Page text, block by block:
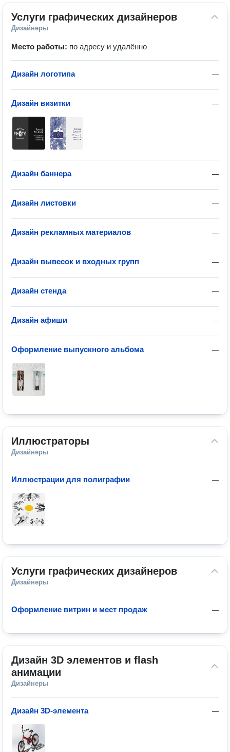
Услуги графических дизайнеров
Дизайнеры
Место работы: по адресу и удалённо
—
Дизайн логотипа
—
Дизайн визитки
—
Дизайн баннера
—
Дизайн листовки
—
Дизайн рекламных материалов
—
Дизайн вывесок и входных групп
—
Дизайн стенда
—
Дизайн афиши
—
Оформление выпускного альбома
Иллюстраторы
Дизайнеры
—
Иллюстрации для полиграфии
Услуги графических дизайнеров
Дизайнеры
—
Оформление витрин и мест продаж
Дизайн 3D элементов и flash
анимации
Дизайнеры
—
Дизайн 3D-элемента